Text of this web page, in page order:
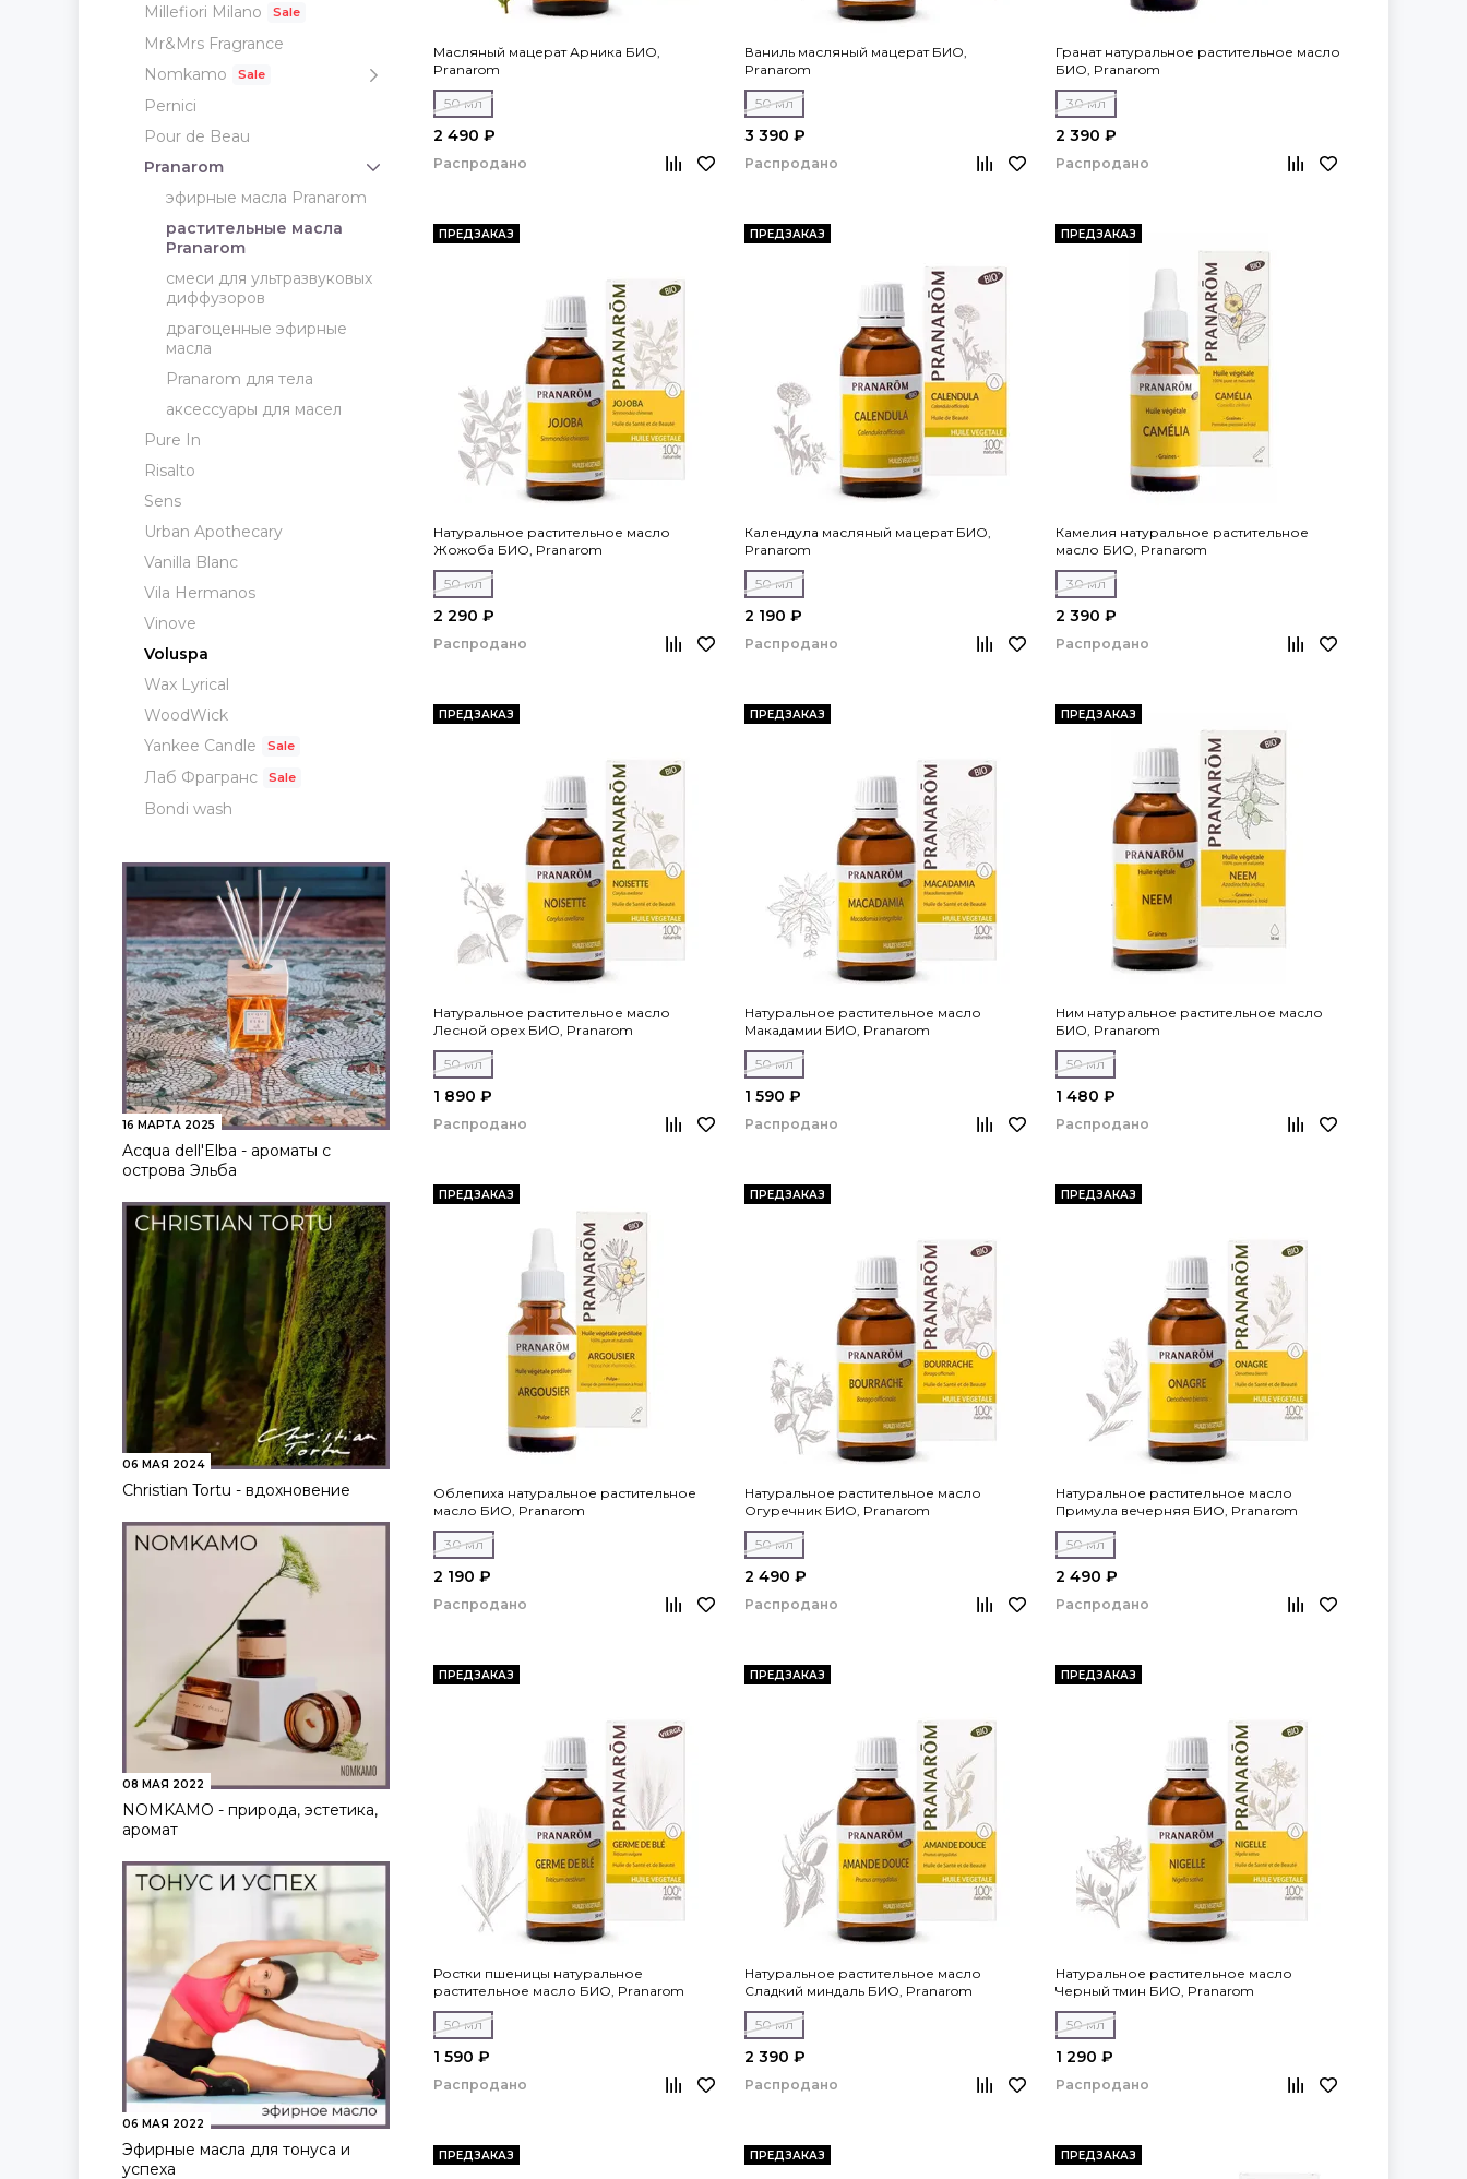
Millefiori Milano
Mr&Mrs Fragrance
Nomkamo
Pernici
Pour de Beau
Pranarom
эфирные масла Pranarom
растительные масла
Pranarom
смеси для ультразвуковых
диффузоров
драгоценные эфирные
масла
Pranarom для тела
аксессуары для масел
Pure In
Risalto
Sens
Urban Apothecary
Vanilla Blanc
Vila Hermanos
Vinove
Voluspa
Wax Lyrical
WoodWick
Yankee Candle
Лаб Фрагранс
Bondi wash
16 МАРТА 2025
Acqua dell'Elba - ароматы с
острова Эльба
06 МАЯ 2024
Christian Tortu - вдохновение
08 МАЯ 2022
NOMKAMO - природа, эстетика,
аромат
06 МАЯ 2022
Эфирные масла для тонуса и
успеха
Масляный мацерат Арника БИО,
Pranarom
50 мл
2 490 ₽
Распродано
Ваниль масляный мацерат БИО,
Pranarom
50 мл
3 390 ₽
Распродано
Гранат натуральное растительное масло
БИО, Pranarom
30 мл
2 390 ₽
Распродано
ПРЕДЗАКАЗ
Натуральное растительное масло
Жожоба БИО, Pranarom
50 мл
2 290 ₽
Распродано
ПРЕДЗАКАЗ
Календула масляный мацерат БИО,
Pranarom
50 мл
2 190 ₽
Распродано
ПРЕДЗАКАЗ
Камелия натуральное растительное
масло БИО, Pranarom
30 мл
2 390 ₽
Распродано
ПРЕДЗАКАЗ
Натуральное растительное масло
Лесной орех БИО, Pranarom
50 мл
1 890 ₽
Распродано
ПРЕДЗАКАЗ
Натуральное растительное масло
Макадамии БИО, Pranarom
50 мл
1 590 ₽
Распродано
ПРЕДЗАКАЗ
Ним натуральное растительное масло
БИО, Pranarom
50 мл
1 480 ₽
Распродано
ПРЕДЗАКАЗ
Облепиха натуральное растительное
масло БИО, Pranarom
30 мл
2 190 ₽
Распродано
ПРЕДЗАКАЗ
Натуральное растительное масло
Огуречник БИО, Pranarom
50 мл
2 490 ₽
Распродано
ПРЕДЗАКАЗ
Натуральное растительное масло
Примула вечерняя БИО, Pranarom
50 мл
2 490 ₽
Распродано
ПРЕДЗАКАЗ
Ростки пшеницы натуральное
растительное масло БИО, Pranarom
50 мл
1 590 ₽
Распродано
ПРЕДЗАКАЗ
Натуральное растительное масло
Сладкий миндаль БИО, Pranarom
50 мл
2 390 ₽
Распродано
ПРЕДЗАКАЗ
Натуральное растительное масло
Черный тмин БИО, Pranarom
50 мл
1 290 ₽
Распродано
ПРЕДЗАКАЗ ПРЕДЗАКАЗ ПРЕДЗАКАЗ